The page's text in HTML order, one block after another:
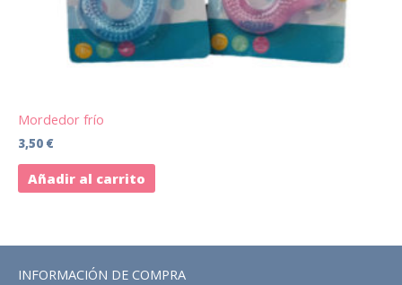
Mordedor frío
3,50 €
Añadir al carrito
INFORMACIÓN DE COMPRA